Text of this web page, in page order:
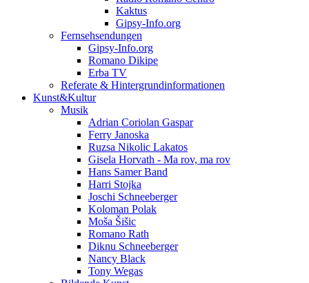
Kaktus
Gipsy-Info.org
Fernsehsendungen
Gipsy-Info.org
Romano Dikipe
Erba TV
Referate & Hintergrundinformationen
Kunst&Kultur
Musik
Adrian Coriolan Gaspar
Ferry Janoska
Ruzsa Nikolic Lakatos
Gisela Horvath - Ma rov, ma rov
Hans Samer Band
Harri Stojka
Joschi Schneeberger
Koloman Polak
Moša Šišic
Romano Rath
Diknu Schneeberger
Nancy Black
Tony Wegas